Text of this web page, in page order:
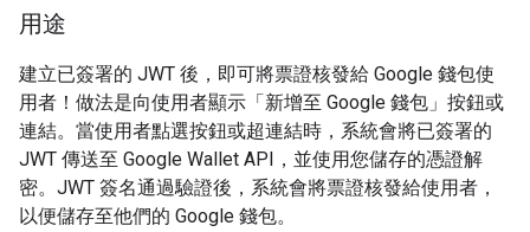
用途
建立已簽署的 JWT 後，即可將票證核發給 Google 錢包使
用者！做法是向使用者顯示「新增至 Google 錢包」按鈕或
連結。當使用者點選按鈕或超連結時，系統會將已簽署的
JWT 傳送至 Google Wallet API，並使用您儲存的憑證解
密。JWT 簽名通過驗證後，系統會將票證核發給使用者，
以便儲存至他們的 Google 錢包。